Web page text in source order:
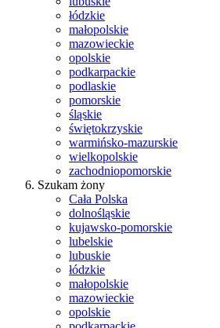
łódzkie
małopolskie
mazowieckie
opolskie
podkarpackie
podlaskie
pomorskie
śląskie
świętokrzyskie
warmińsko-mazurskie
wielkopolskie
zachodniopomorskie
Szukam żony
Cała Polska
dolnośląskie
kujawsko-pomorskie
lubelskie
lubuskie
łódzkie
małopolskie
mazowieckie
opolskie